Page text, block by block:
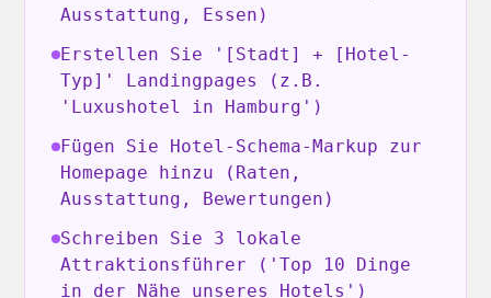
Ausstattung, Essen)
Erstellen Sie '[Stadt] + [Hotel-
Typ]' Landingpages (z.B.
'Luxushotel in Hamburg')
Fügen Sie Hotel-Schema-Markup zur
Homepage hinzu (Raten,
Ausstattung, Bewertungen)
Schreiben Sie 3 lokale
Attraktionsführer ('Top 10 Dinge
in der Nähe unseres Hotels')